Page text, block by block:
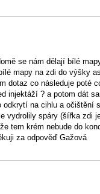
se nám dělají bílé
mapy na zdi do výšky
dotaz co následuje poté
injektáží ? a potom dát
na cihlu a očištění
vydrolily spáry (šířka zdi
tem krém nebude do
za odpověď Gažová